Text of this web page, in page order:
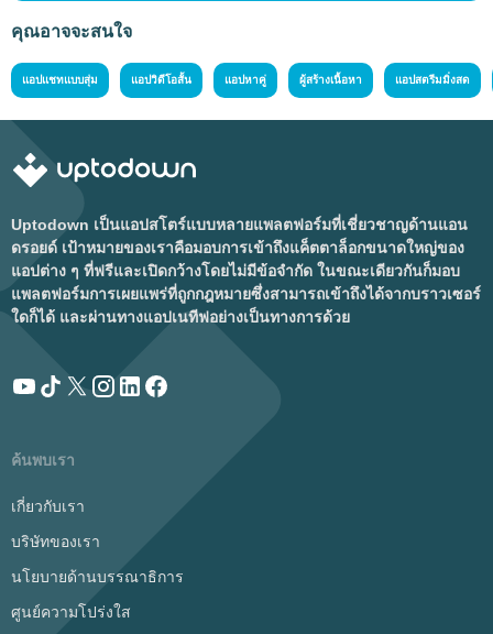
คุณอาจจะสนใจ
แอปแชทแบบสุ่ม แอปวิดีโอสั้น แอปหาคู่ ผู้สร้างเนื้อหา แอปสตรีมมิ่งสด
Uptodown เป็นแอปสโตร์แบบหลายแพลตฟอร์มที่เชี่ยวชาญด้านแอน
ดรอยด์ เป้าหมายของเราคือมอบการเข้าถึงแค็ตตาล็อกขนาดใหญ่ของ
แอปต่าง ๆ ที่ฟรีและเปิดกว้างโดยไม่มีข้อจำกัด ในขณะเดียวกันก็มอบ
แพลตฟอร์มการเผยแพร่ที่ถูกกฎหมายซึ่งสามารถเข้าถึงได้จากบราวเซอร์
ใดก็ได้ และผ่านทางแอปเนทีฟอย่างเป็นทางการด้วย
ค้นพบเรา
เกี่ยวกับเรา
บริษัทของเรา
นโยบายด้านบรรณาธิการ
ศูนย์ความโปร่งใส